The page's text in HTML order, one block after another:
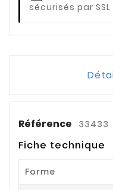
sécurisés par SSL
Référence 33433
Fiche technique
Forme